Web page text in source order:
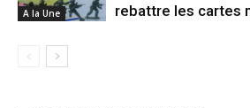
A la Une
rebattre les cartes